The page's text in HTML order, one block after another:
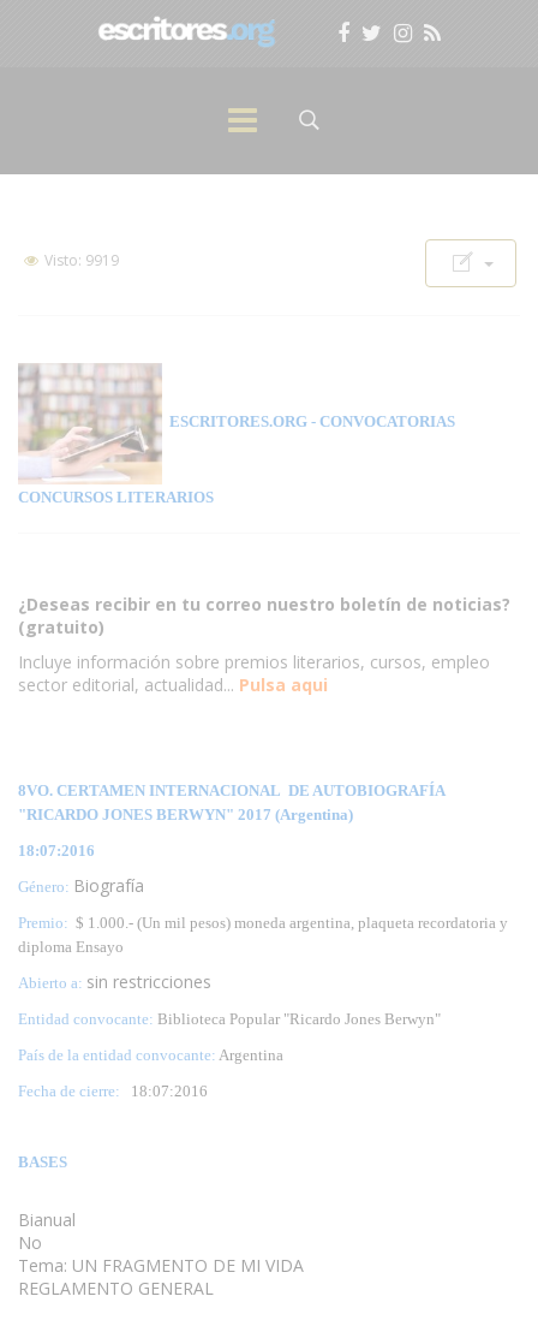
Visto: 9919
ESCRITORES.ORG - CONVOCATORIAS
CONCURSOS LITERARIOS
¿Deseas recibir en tu correo nuestro boletín de noticias?
(gratuito)
Incluye información sobre premios literarios, cursos, empleo
sector editorial, actualidad... Pulsa aqui
8VO. CERTAMEN INTERNACIONAL DE AUTOBIOGRAFÍA
"RICARDO JONES BERWYN" 2017 (Argentina)
18:07:2016
Género: Biografía
Premio: $ 1.000.- (Un mil pesos) moneda argentina, plaqueta recordatoria y
diploma Ensayo
Abierto a: sin restricciones
Entidad convocante: Biblioteca Popular "Ricardo Jones Berwyn"
País de la entidad convocante: Argentina
Fecha de cierre: 18:07:2016
BASES
Bianual
No
Tema: UN FRAGMENTO DE MI VIDA
REGLAMENTO GENERAL